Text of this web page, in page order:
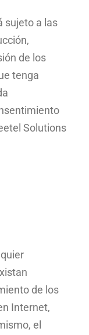
sujeto a las
de los
tenga
Solutions
de los
Internet,
el